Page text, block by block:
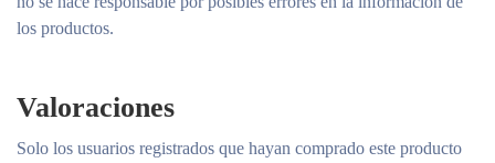
los productos.
Valoraciones
Solo los usuarios registrados que hayan comprado este producto